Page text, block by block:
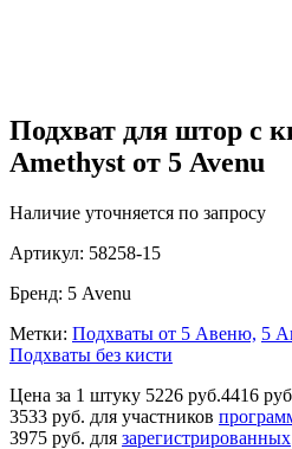
Подхват для штор с
Amethyst от 5 Avenu
Наличие уточняется по запросу
Артикул: 58258-15
Бренд: 5 Avenu
Метки: Подхваты от 5 Авеню, 5
Подхваты без кисти
Цена за 1 штуку 5226 руб.4416
3533 руб. для участников
3975 руб. для зарегистрированных